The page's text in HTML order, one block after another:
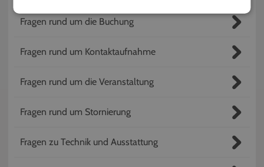
Fragen rund um die Buchung
Fragen rund um Kontaktaufnahme
Fragen rund um die Veranstaltung
Fragen rund um Stornierung
Fragen zu Technik und Ausstattung